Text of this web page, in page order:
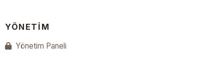
YÖNETIM
Yönetim Paneli